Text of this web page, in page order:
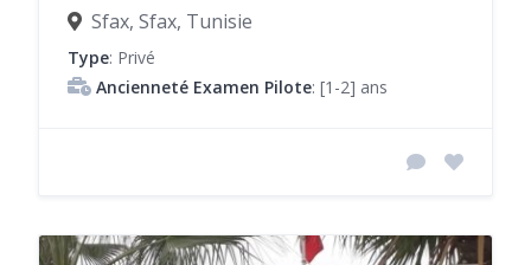
Sfax, Sfax, Tunisie
Type: Privé
Ancienneté Examen Pilote: [1-2] ans